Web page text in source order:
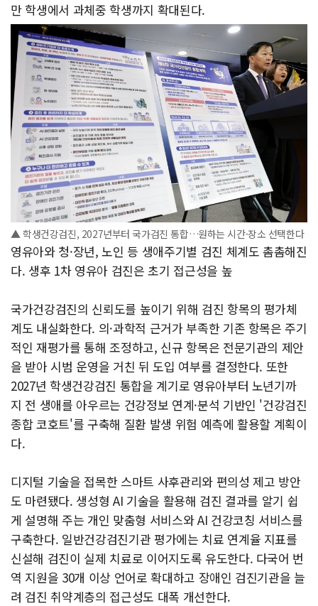
만 학생에서 과체중 학생까지 확대된다.
▲ 학생건강검진, 2027년부터 국가검진 통합…원하는 시간·장소 선택한다
영유아와 청·장년, 노인 등 생애주기별 검진 체계도 촘촘해진
다. 생후 1차 영유아 검진은 초기 접근성을 높
국가건강검진의 신뢰도를 높이기 위해 검진 항목의 평가체
계도 내실화한다. 의·과학적 근거가 부족한 기존 항목은 주기
적인 재평가를 통해 조정하고, 신규 항목은 전문기관의 제안
을 받아 시범 운영을 거친 뒤 도입 여부를 결정한다. 또한
2027년 학생건강검진 통합을 계기로 영유아부터 노년기까
지 전 생애를 아우르는 건강정보 연계·분석 기반인 '건강검진
종합 코호트'를 구축해 질환 발생 위험 예측에 활용할 계획이
다.
디지털 기술을 접목한 스마트 사후관리와 편의성 제고 방안
도 마련됐다. 생성형 AI 기술을 활용해 검진 결과를 알기 쉽
게 설명해 주는 개인 맞춤형 서비스와 AI 건강코칭 서비스를
구축한다. 일반건강검진기관 평가에는 치료 연계율 지표를
신설해 검진이 실제 치료로 이어지도록 유도한다. 다국어 번
역 지원을 30개 이상 언어로 확대하고 장애인 검진기관을 늘
려 검진 취약계층의 접근성도 대폭 개선한다.